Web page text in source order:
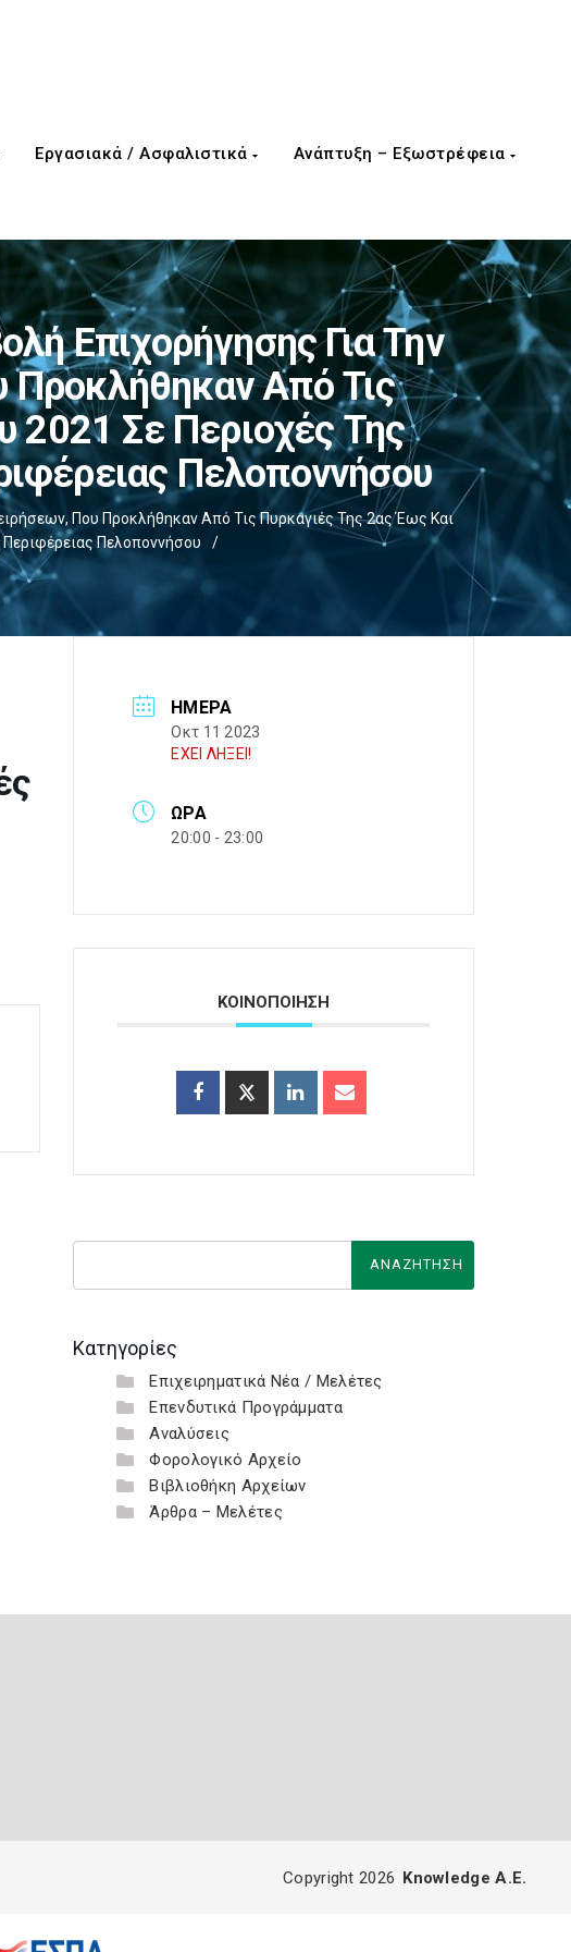
Εργασιακά / Ασφαλιστικά Ανάπτυξη – Εξωστρέφεια
Επιχορήγησης Για Την
Προκλήθηκαν Από Τις
2021 Σε Περιοχές Της
Πελοποννήσου
Που Προκλήθηκαν Από Τις Πυρκαγιές Της 2ας Έως Και
Πελοποννήσου
/
ΗΜΈΡΑ
Οκτ 11 2023
ΕΧΕΙ ΛΗΞΕΙ!
ΏΡΑ
20:00 - 23:00
ΚΟΙΝΟΠΟΙΗΣΗ
Κατηγορίες
Επιχειρηματικά Νέα / Μελέτες
Επενδυτικά Προγράμματα
Αναλύσεις
Φορολογικό Αρχείο
Βιβλιοθήκη Αρχείων
Άρθρα – Μελέτες
Copyright 2026 Knowledge A.E.